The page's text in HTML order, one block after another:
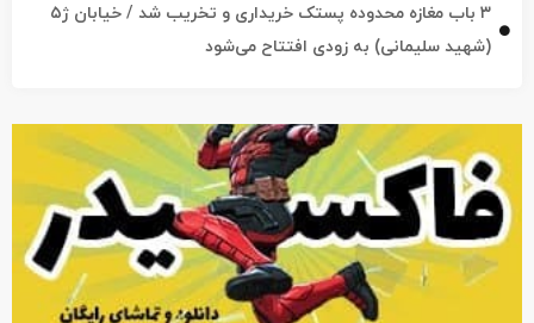
۳ باب مغازه محدوده پستک خریداری و تخریب شد / خیابان ژ۵
(شهید سلیمانی) به زودی افتتاح می‌شود